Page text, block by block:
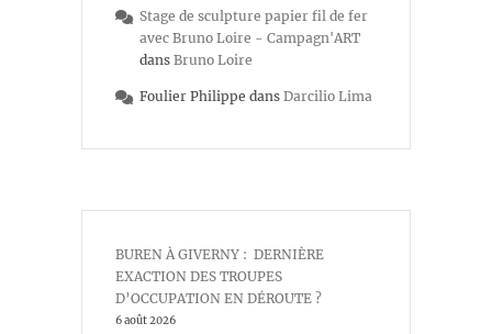
Stage de sculpture papier fil de fer
avec Bruno Loire - Campagn'ART
dans Bruno Loire
Foulier Philippe dans Darcilio Lima
BUREN À GIVERNY : DERNIÈRE
EXACTION DES TROUPES
D’OCCUPATION EN DÉROUTE ?
6 août 2026